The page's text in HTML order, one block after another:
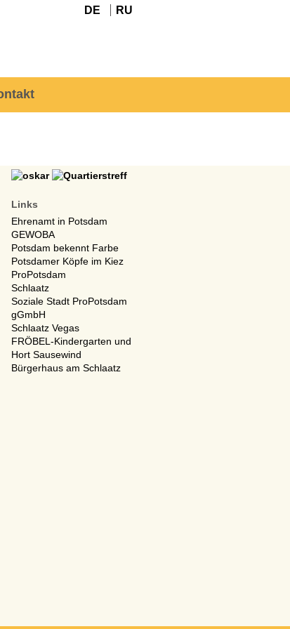
DE RU
Links
Ehrenamt in Potsdam
GEWOBA
Potsdam bekennt Farbe
Potsdamer Köpfe im Kiez
ProPotsdam
Schlaatz
Soziale Stadt ProPotsdam
gGmbH
Schlaatz Vegas
FRÖBEL-Kindergarten und
Hort Sausewind
Bürgerhaus am Schlaatz